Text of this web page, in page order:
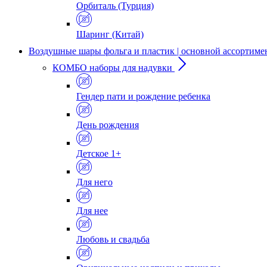
Орбиталь (Турция)
Шаринг (Китай)
Воздушные шары фольга и пластик | основной
КОМБО наборы для надувки
Гендер пати и рождение ребенка
День рождения
Детское 1+
Для него
Для нее
Любовь и свадьба